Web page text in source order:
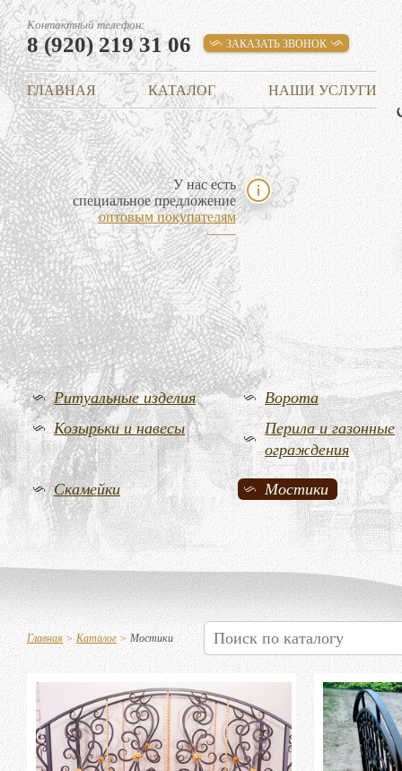
Контактный телефон:
8 (920) 219 31 06 ЗАКАЗАТЬ ЗВОНОК
ГЛАВНАЯ КАТАЛОГ НАШИ УСЛУГИ
У нас есть
специальное предложение
оптовым покупателям
Ритуальные изделия
Ворота
Козырьки и навесы
Перила и газонные
ограждения
Скамейки Мостики
Главная > Каталог> Мостики